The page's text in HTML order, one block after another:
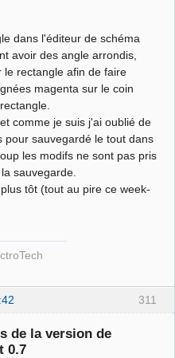
dans l'éditeur de schéma
avoir des angle arrondis,
le rectangle afin de faire
magenta sur le coin
comme je suis j'ai oublié de
pour sauvegardé le tout dans
les modifs ne sont pas pris
sauvegarde.
tôt (tout au pire ce week-
311
de la version de
0.7